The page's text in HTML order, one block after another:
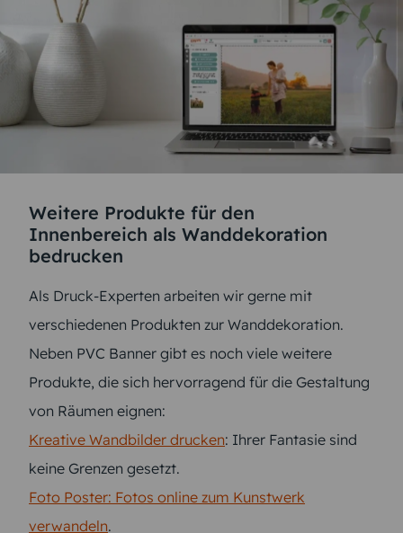
Weitere Produkte für den
Innenbereich als Wanddekoration
bedrucken
Als Druck-Experten arbeiten wir gerne mit
verschiedenen Produkten zur Wanddekoration.
Neben PVC Banner gibt es noch viele weitere
Produkte, die sich hervorragend für die Gestaltung
von Räumen eignen:
Kreative Wandbilder drucken: Ihrer Fantasie sind
keine Grenzen gesetzt.
Foto Poster: Fotos online zum Kunstwerk
verwandeln.